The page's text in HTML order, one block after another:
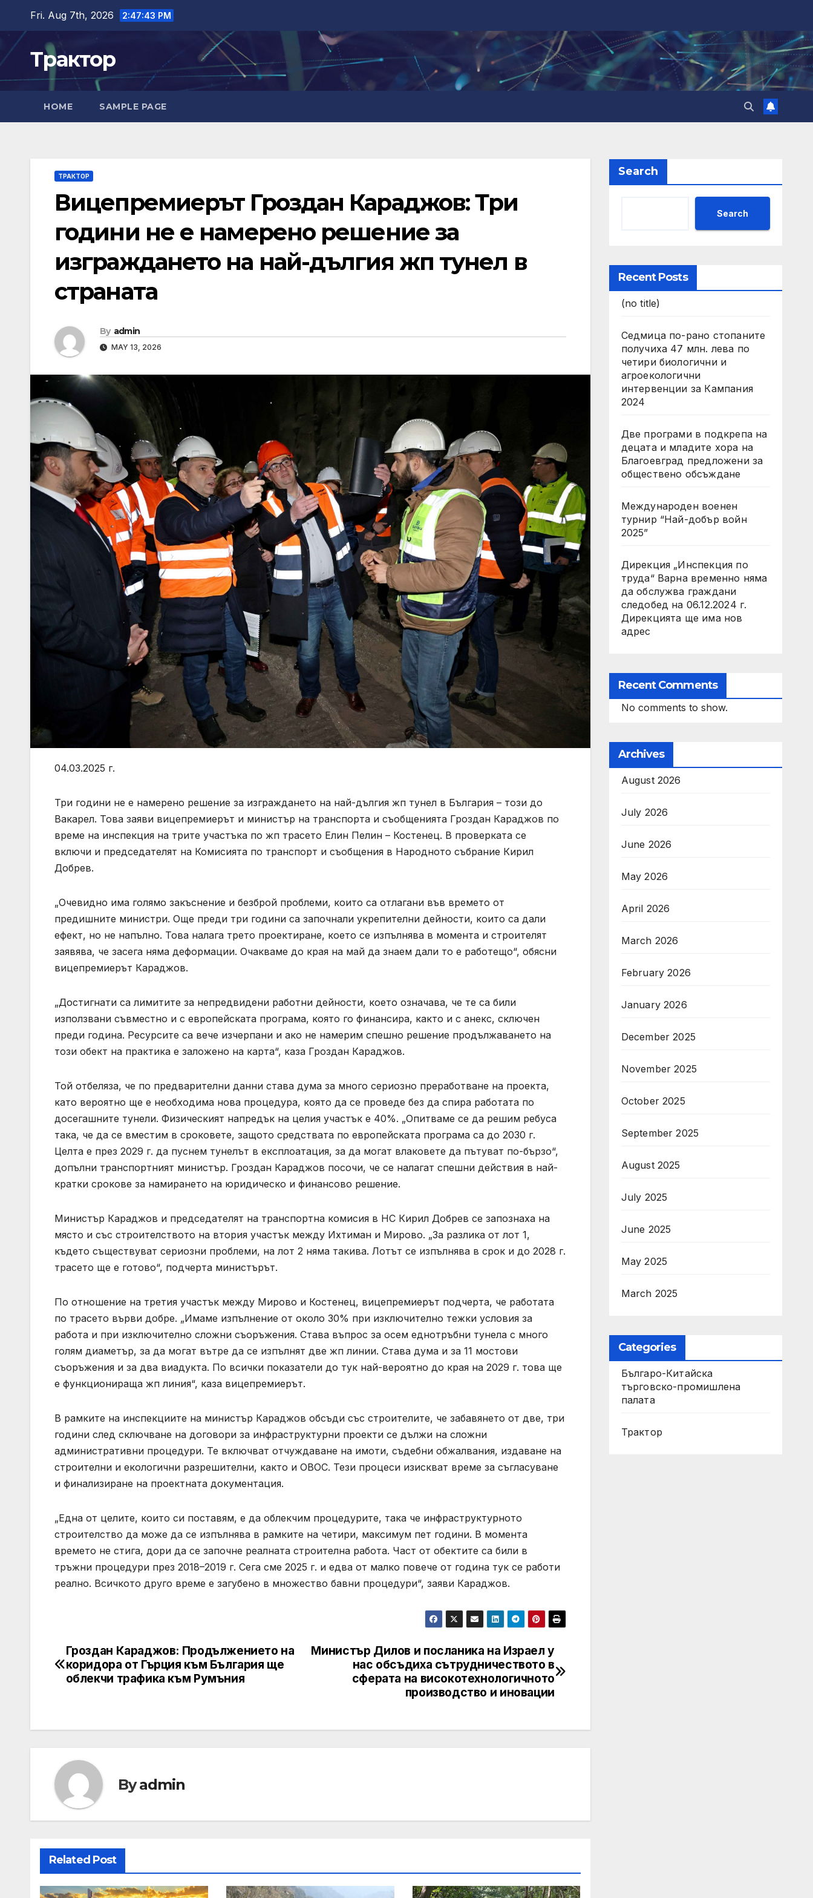
content
Fri. Aug 7th, 2026 2:47:44 PM
Трактор
HOME SAMPLE PAGE
ТРАКТОР
Вицепремиерът Гроздан Караджов: Три
години не е намерено решение за
изграждането на най-дългия жп тунел в
страната
By admin
MAY 13, 2026
04.03.2025 г.
Три години не е намерено решение за изграждането на най-дългия жп тунел в България – този до
Вакарел. Това заяви вицепремиерът и министър на транспорта и съобщенията Гроздан Караджов по
време на инспекция на трите участъка по жп трасето Елин Пелин – Костенец. В проверката се
включи и председателят на Комисията по транспорт и съобщения в Народното събрание Кирил
Добрев.
„Очевидно има голямо закъснение и безброй проблеми, които са отлагани във времето от
предишните министри. Още преди три години са започнали укрепителни дейности, които са дали
ефект, но не напълно. Това налага трето проектиране, което се изпълнява в момента и строителят
заявява, че засега няма деформации. Очакваме до края на май да знаем дали то е работещо“, обясни
вицепремиерът Караджов.
„Достигнати са лимитите за непредвидени работни дейности, което означава, че те са били
използвани съвместно и с европейската програма, която го финансира, както и с анекс, сключен
преди година. Ресурсите са вече изчерпани и ако не намерим спешно решение продължаването на
този обект на практика е заложено на карта“, каза Гроздан Караджов.
Той отбеляза, че по предварителни данни става дума за много сериозно преработване на проекта,
като вероятно ще е необходима нова процедура, която да се проведе без да спира работата по
досегашните тунели. Физическият напредък на целия участък е 40%. „Опитваме се да решим ребуса
така, че да се вместим в сроковете, защото средствата по европейската програма са до 2030 г.
Целта е през 2029 г. да пуснем тунелът в експлоатация, за да могат влаковете да пътуват по-бързо“,
допълни транспортният министър. Гроздан Караджов посочи, че се налагат спешни действия в най-
кратки срокове за намирането на юридическо и финансово решение.
Министър Караджов и председателят на транспортна комисия в НС Кирил Добрев се запознаха на
място и със строителството на втория участък между Ихтиман и Мирово. „За разлика от лот 1,
където съществуват сериозни проблеми, на лот 2 няма такива. Лотът се изпълнява в срок и до 2028 г.
трасето ще е готово“, подчерта министърът.
По отношение на третия участък между Мирово и Костенец, вицепремиерът подчерта, че работата
по трасето върви добре. „Имаме изпълнение от около 30% при изключително тежки условия за
работа и при изключително сложни съоръжения. Става въпрос за осем еднотръбни тунела с много
голям диаметър, за да могат вътре да се изпълнят две жп линии. Става дума и за 11 мостови
съоръжения и за два виадукта. По всички показатели до тук най-вероятно до края на 2029 г. това ще
е функционираща жп линия“, каза вицепремиерът.
В рамките на инспекциите на министър Караджов обсъди със строителите, че забавянето от две, три
години след сключване на договори за инфраструктурни проекти се дължи на сложни
административни процедури. Те включват отчуждаване на имоти, съдебни обжалвания, издаване на
строителни и екологични разрешителни, както и ОВОС. Тези процеси изискват време за съгласуване
и финализиране на проектната документация.
„Една от целите, които си поставям, е да облекчим процедурите, така че инфраструктурното
строителство да може да се изпълнява в рамките на четири, максимум пет години. В момента
времето не стига, дори да се започне реалната строителна работа. Част от обектите са били в
тръжни процедури през 2018–2019 г. Сега сме 2025 г. и едва от малко повече от година тук се работи
реално. Всичкото друго време е загубено в множество бавни процедури“, заяви Караджов.
Post
navigation
Министър Дилов и посланика на Израел у
нас обсъдиха сътрудничеството в
сферата на високотехнологичното
производство и иновации
Гроздан Караджов: Продължението на
коридора от Гърция към България ще
облекчи трафика към Румъния
Byadmin
Related Post
Search
Search
Recent Posts
(no title)
Седмица по-рано стопаните
получиха 47 млн. лева по
четири биологични и
агроекологични
интервенции за Кампания
2024
Две програми в подкрепа на
децата и младите хора на
Благоевград предложени за
обществено обсъждане
Международен военен
турнир “Най-добър войн
2025”
Дирекция „Инспекция по
труда“ Варна временно няма
да обслужва граждани
следобед на 06.12.2024 г.
Дирекцията ще има нов
адрес
Recent Comments
No comments to show.
Archives
August 2026
July 2026
June 2026
May 2026
April 2026
March 2026
February 2026
January 2026
December 2025
November 2025
October 2025
September 2025
August 2025
July 2025
June 2025
May 2025
March 2025
Categories
Българо-Китайска
търговско-промишлена
палата
Трактор